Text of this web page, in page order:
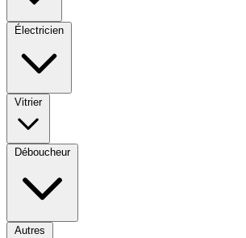
Électricien
Vitrier
Déboucheur
Autres